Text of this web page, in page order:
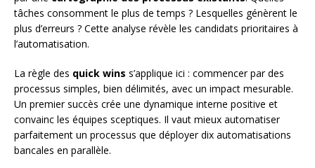
tâches consomment le plus de temps ? Lesquelles génèrent le
plus d’erreurs ? Cette analyse révèle les candidats prioritaires à
l’automatisation.
La règle des quick wins s’applique ici : commencer par des
processus simples, bien délimités, avec un impact mesurable.
Un premier succès crée une dynamique interne positive et
convainc les équipes sceptiques. Il vaut mieux automatiser
parfaitement un processus que déployer dix automatisations
bancales en parallèle.